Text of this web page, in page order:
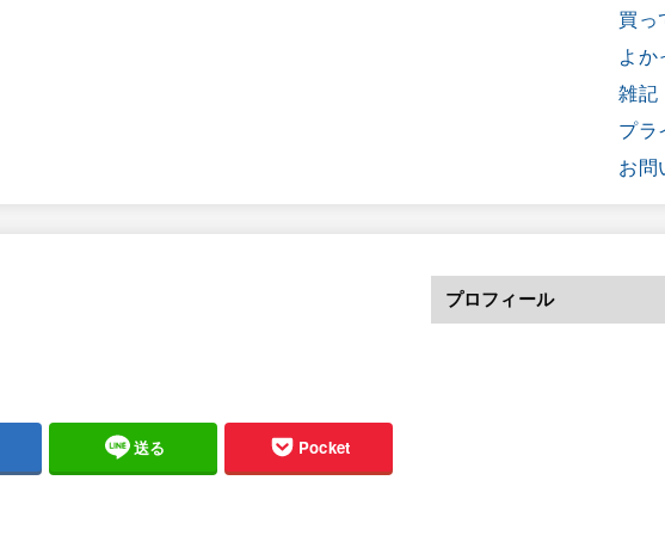
買っ
よか
雑記
プラ
お問
送る Pocket
プロフィール